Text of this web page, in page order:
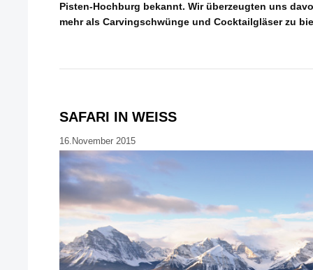
Pisten-Hochburg bekannt. Wir überzeugten uns
mehr als Carvingschwünge und Cocktailgläser zu
SAFARI IN WEISS
16.November 2015